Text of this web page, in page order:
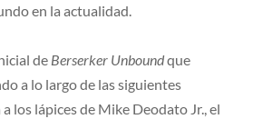
en la actualidad.
de Berserker Unboundque
a lo largo de las siguientes
los lápices de Mike Deodato Jr., el